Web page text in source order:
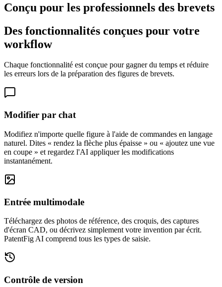
Conçu pour les professionnels des brevets
Des fonctionnalités conçues pour votre
workflow
Chaque fonctionnalité est conçue pour gagner du temps et réduire
les erreurs lors de la préparation des figures de brevets.
Modifier par chat
Modifiez n'importe quelle figure à l'aide de commandes en langage
naturel. Dites « rendez la flèche plus épaisse » ou « ajoutez une vue
en coupe » et regardez l'AI appliquer les modifications
instantanément.
Entrée multimodale
Téléchargez des photos de référence, des croquis, des captures
d'écran CAD, ou décrivez simplement votre invention par écrit.
PatentFig AI comprend tous les types de saisie.
Contrôle de version